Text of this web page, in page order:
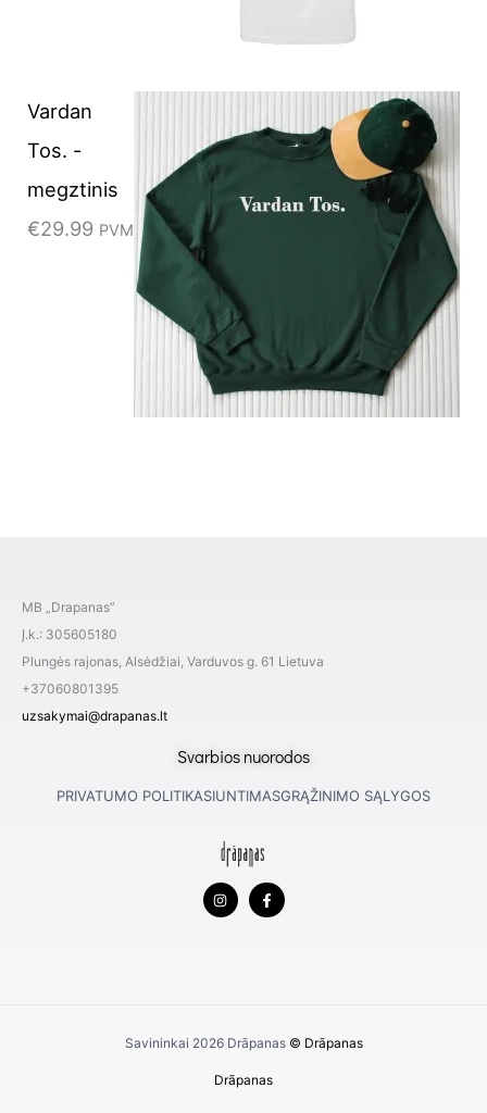
Vardan
Tos. -
megztinis
€29.99 PVM
MB „Drapanas”
Į.k.: 305605180
Plungės rajonas, Alsėdžiai, Varduvos g. 61 Lietuva
+37060801395
uzsakymai@drapanas.lt
Svarbios nuorodos
PRIVATUMO POLITIKASIUNTIMASGRĄŽINIMO SĄLYGOS
I
n
s
F
a
c
Savininkai 2026 Drāpanas © Drāpanas
Drāpanas